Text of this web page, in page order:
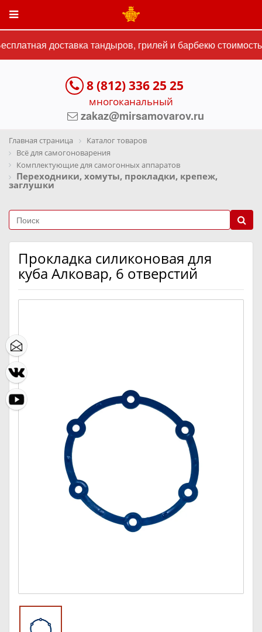
доставка тандыров, грилей и барбекю
8 (812) 336 25 25
многоканальный
zakaz@mirsamovarov.ru
Главная страница
Каталог товаров
Всё для самогоноварения
Комплектующие для самогонных аппаратов
Переходники, хомуты, прокладки, крепеж,
заглушки
Прокладка силиконовая для
куба Алковар, 6 отверстий